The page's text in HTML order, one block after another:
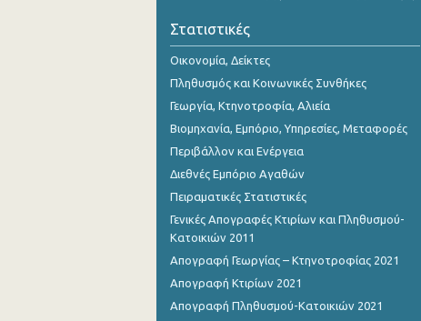
Στατιστικές
Οικονομία, Δείκτες
Πληθυσμός και Κοινωνικές Συνθήκες
Γεωργία, Κτηνοτροφία, Αλιεία
Βιομηχανία, Εμπόριο, Υπηρεσίες, Μεταφορές
Περιβάλλον και Ενέργεια
Διεθνές Εμπόριο Αγαθών
Πειραματικές Στατιστικές
Γενικές Απογραφές Κτιρίων και Πληθυσμού-
Κατοικιών 2011
Απογραφή Γεωργίας – Κτηνοτροφίας 2021
Απογραφή Κτιρίων 2021
Απογραφή Πληθυσμού-Κατοικιών 2021